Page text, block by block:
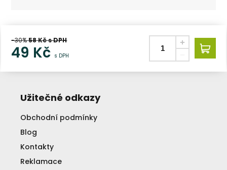
-30%58Kč s DPH
49 Kč s DPH
Užitečné odkazy
Obchodní podmínky
Blog
Kontakty
Reklamace